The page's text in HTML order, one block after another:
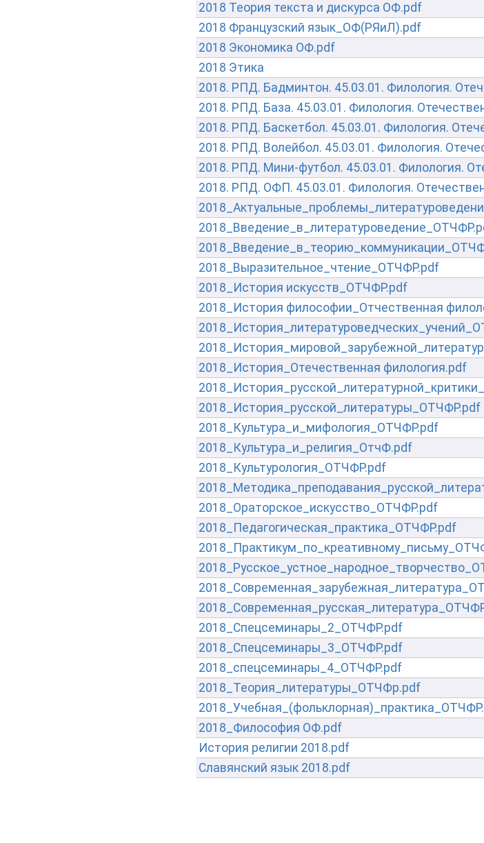
2018 Теория текста и дискурса ОФ.pdf
2018 Французский язык_ОФ(РЯиЛ).pdf
2018 Экономика ОФ.pdf
2018 Этика
2018. РПД. Бадминтон. 45.03.01. Филология.
2018. РПД. База. 45.03.01. Филология.
2018. РПД. Баскетбол. 45.03.01. Филология.
2018. РПД. Волейбол. 45.03.01. Филология.
2018. РПД. Мини-футбол. 45.03.01. Филология.
2018. РПД. ОФП. 45.03.01. Филология.
2018_Выразительное_чтение_ОТЧФР.pdf
2018_История искусств_ОТЧФР.pdf
2018_История философии_Отчественная
2018_История_Отечественная филология.pdf
2018_История_русской_литературы_ОТЧФР.pdf
2018_Культура_и_мифология_ОТЧФР.pdf
2018_Культура_и_религия_ОтчФ.pdf
2018_Культурология_ОТЧФР.pdf
2018_Ораторское_искусство_ОТЧФР.pdf
2018_Педагогическая_практика_ОТЧФР.pdf
2018_Спецсеминары_2_ОТЧФР.pdf
2018_Спецсеминары_3_ОТЧФР.pdf
2018_спецсеминары_4_ОТЧФР.pdf
2018_Теория_литературы_ОТЧФр.pdf
2018_Философия ОФ.pdf
История религии 2018.pdf
Славянский язык 2018.pdf